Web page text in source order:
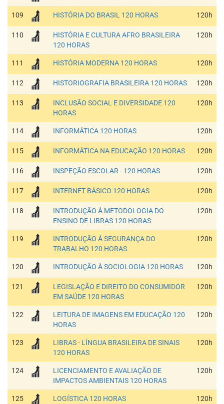
109 HISTÓRIA DO BRASIL 120 HORAS 120h
110
HISTÓRIA E CULTURA AFRO BRASILEIRA
120 HORAS
120h
111 HISTÓRIA MODERNA 120 HORAS 120h
112 HISTORIOGRAFIA BRASILEIRA 120 HORAS 120h
113
INCLUSÃO SOCIAL E DIVERSIDADE 120
HORAS
120h
114 INFORMÁTICA 120 HORAS 120h
115 INFORMÁTICA NA EDUCAÇÃO 120 HORAS 120h
116 INSPEÇÃO ESCOLAR - 120 HORAS 120h
117 INTERNET BÁSICO 120 HORAS 120h
118
INTRODUÇÃO À METODOLOGIA DO
ENSINO DE LIBRAS 120 HORAS
120h
119
INTRODUÇÃO À SEGURANÇA DO
TRABALHO 120 HORAS
120h
120 INTRODUÇÃO À SOCIOLOGIA 120 HORAS 120h
121
LEGISLAÇÃO E DIREITO DO CONSUMIDOR
EM SAÚDE 120 HORAS
120h
122
LEITURA DE IMAGENS EM EDUCAÇÃO 120
HORAS
120h
123
LIBRAS - LÍNGUA BRASILEIRA DE SINAIS
120 HORAS
120h
124
LICENCIAMENTO E AVALIAÇÃO DE
IMPACTOS AMBIENTAIS 120 HORAS
120h
125 LOGÍSTICA 120 HORAS 120h